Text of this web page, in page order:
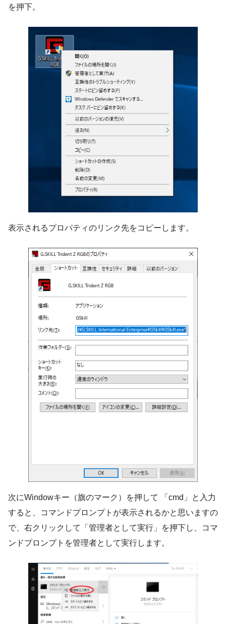
を押下。
表示されるプロパティのリンク先をコピーします。
次にWindowキー（旗のマーク）を押して 「cmd」と入力
すると、コマンドプロンプトが表示されるかと思いますの
で、右クリックして「管理者として実行」を押下し、コマ
ンドプロンプトを管理者として実行します。